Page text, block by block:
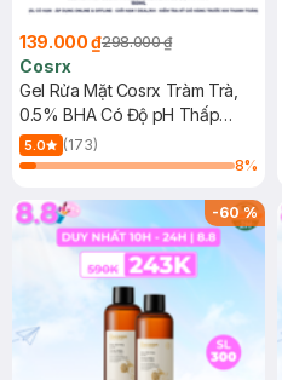
139.000 ₫298.000 ₫
Cosrx
Gel Rửa Mặt Cosrx Tràm Trà,
0.5% BHA Có Độ pH Thấp
150ml
5.0
(173)
8%
-60%